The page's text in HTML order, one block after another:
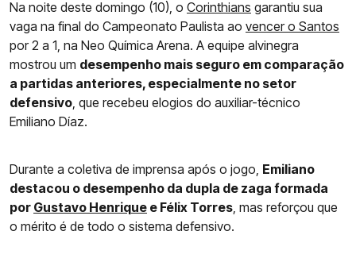
Na noite deste domingo (10), o Corinthians garantiu sua
vaga na final do Campeonato Paulista ao vencer o Santos
por 2 a 1, na Neo Química Arena. A equipe alvinegra
mostrou um desempenho mais seguro em comparação
a partidas anteriores, especialmente no setor
defensivo , que recebeu elogios do auxiliar-técnico
Emiliano Díaz.
Durante a coletiva de imprensa após o jogo, Emiliano
destacou o desempenho da dupla de zaga formada
por Gustavo Henrique e Félix Torres , mas reforçou que
o mérito é de todo o sistema defensivo.